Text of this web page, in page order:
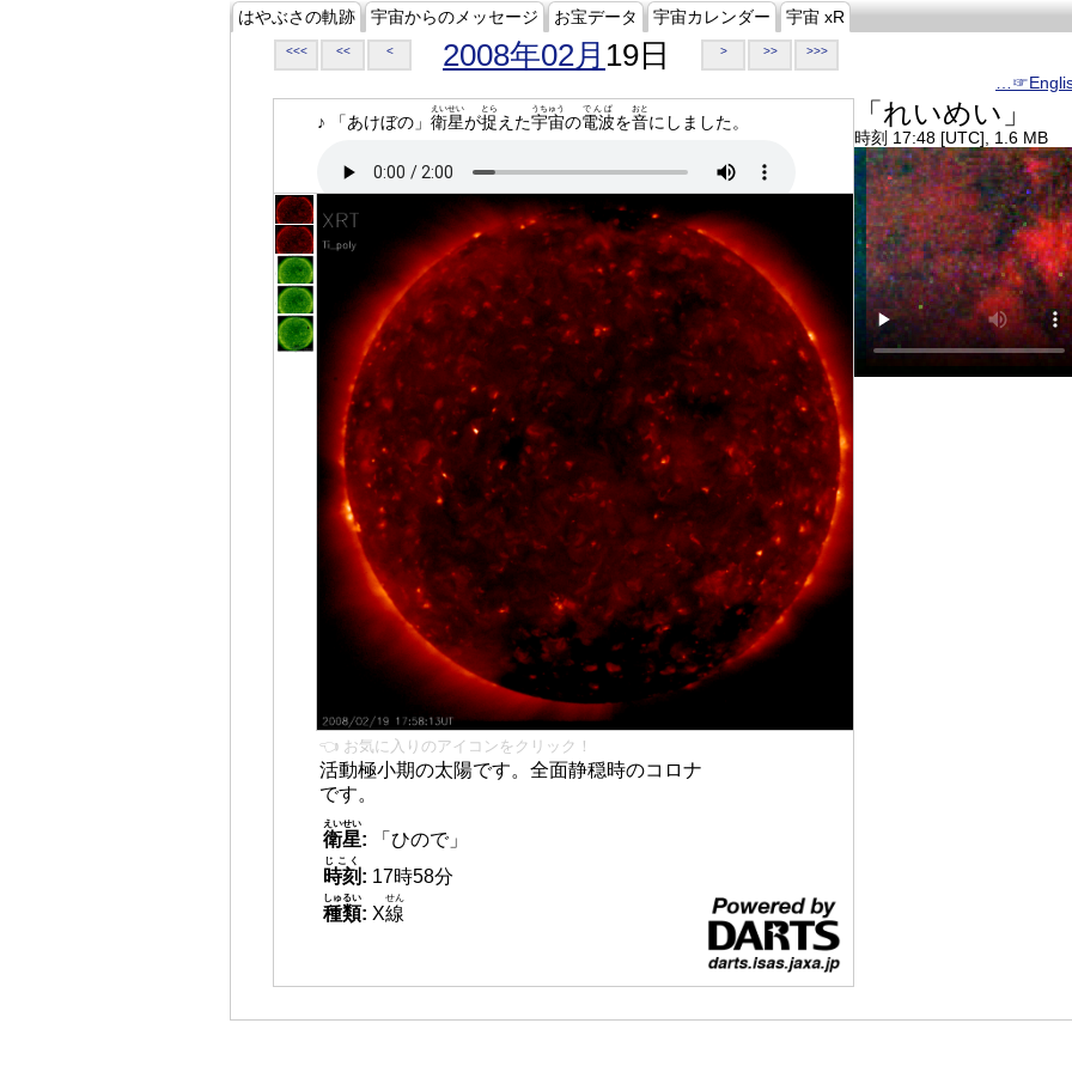
はやぶさの軌跡 宇宙からのメッセージ お宝データ 宇宙カレンダー 宇宙 xR
<<< << < 2008年02月 19日 > >> >>>
♪ 「あけぼの」 衛星
えいせい
が捉
とら
えた宇宙
うちゅう
の電波
でんぱ
を音
おと
にしました。
👈 お気に入りのアイコンをクリック！
活動極小期の太陽です。全面静穏時のコロナ
です。
衛星
えいせい
:
「ひので」
時刻
じこく
: 17時58分
種類
しゅるい
: X線
せん
「れいめい」
時刻 17:48 [UTC], 1.6 MB